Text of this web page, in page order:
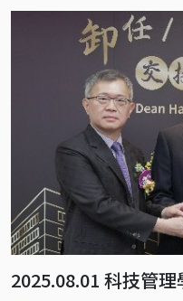
2025.08.01 科技管